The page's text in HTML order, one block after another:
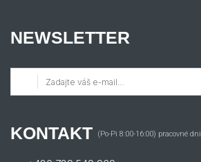
NEWSLETTER
KONTAKT (Po-Pi 8:00-16:00) pracovné dni